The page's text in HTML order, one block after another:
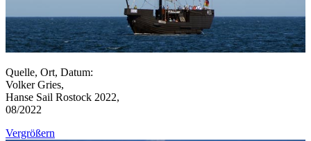
Quelle, Ort, Datum:
Volker Gries,
Hanse Sail Rostock 2022,
08/2022
Vergrößern